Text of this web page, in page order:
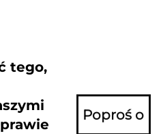
tego,
Poproś o